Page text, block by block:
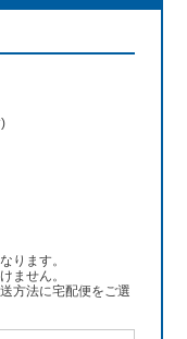
ります。
ません。
方法に宅配便をご選